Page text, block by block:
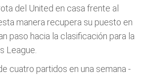
del United en casa frente al
manera recupera su puesto en
paso hacia la clasificación para la
League.
cuatro partidos en una semana -